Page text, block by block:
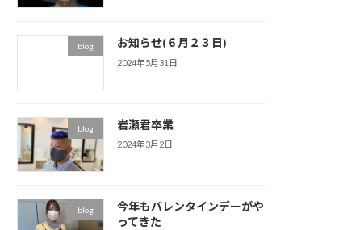
blog お知らせ(６月２３日)
2024年5月31日
blog 岩瀬君卒業
2024年3月2日
blog
今年もバレンタインデーがや
ってきた